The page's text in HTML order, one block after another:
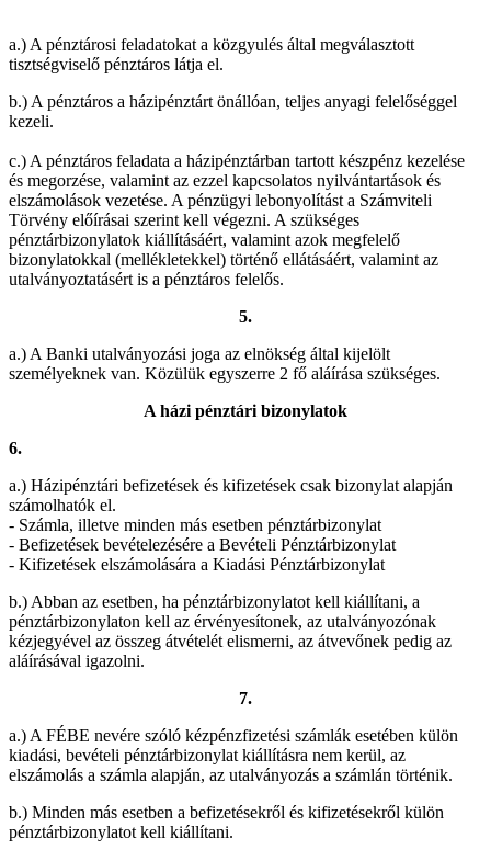
a.) A pénztárosi feladatokat a közgyulés által megválasztott
tisztségviselő pénztáros látja el.
b.) A pénztáros a házipénztárt önállóan, teljes anyagi felelőséggel
kezeli.
c.) A pénztáros feladata a házipénztárban tartott készpénz kezelése
és megorzése, valamint az ezzel kapcsolatos nyilvántartások és
elszámolások vezetése. A pénzügyi lebonyolítást a Számviteli
Törvény előírásai szerint kell végezni. A szükséges
pénztárbizonylatok kiállításáért, valamint azok megfelelő
bizonylatokkal (mellékletekkel) történő ellátásáért, valamint az
utalványoztatásért is a pénztáros felelős.
5.
a.) A Banki utalványozási joga az elnökség által kijelölt
személyeknek van. Közülük egyszerre 2 fő aláírása szükséges.
A házi pénztári bizonylatok
6.
a.) Házipénztári befizetések és kifizetések csak bizonylat alapján
számolhatók el.
- Számla, illetve minden más esetben pénztárbizonylat
- Befizetések bevételezésére a Bevételi Pénztárbizonylat
- Kifizetések elszámolására a Kiadási Pénztárbizonylat
b.) Abban az esetben, ha pénztárbizonylatot kell kiállítani, a
pénztárbizonylaton kell az érvényesítonek, az utalványozónak
kézjegyével az összeg átvételét elismerni, az átvevőnek pedig az
aláírásával igazolni.
7.
a.) A FÉBE nevére szóló kézpénzfizetési számlák esetében külön
kiadási, bevételi pénztárbizonylat kiállításra nem kerül, az
elszámolás a számla alapján, az utalványozás a számlán történik.
b.) Minden más esetben a befizetésekről és kifizetésekről külön
pénztárbizonylatot kell kiállítani.